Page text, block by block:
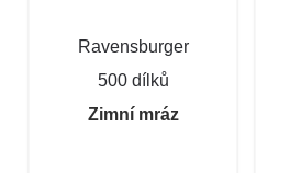
Ravensburger
500 dílků
Zimní mráz